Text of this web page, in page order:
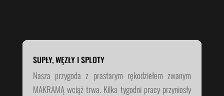
SUPŁY, WĘZŁY I SPLOTY
Nasza przygoda z prastarym rękodziełem zwanym
MAKRAMĄ wciąż trwa. Kilka tygodni pracy przyniosły